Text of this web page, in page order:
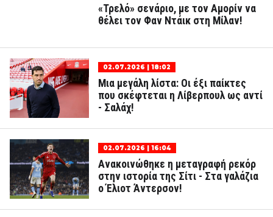
«Τρελό» σενάριο, με τον Αμορίν να
θέλει τον Φαν Ντάικ στη Μίλαν!
02.07.2026 | 18:02
Μια μεγάλη λίστα: Οι έξι παίκτες
που σκέφτεται η Λίβερπουλ ως αντί
- Σαλάχ!
02.07.2026 | 16:04
Ανακοινώθηκε η μεταγραφή ρεκόρ
στην ιστορία της Σίτι - Στα γαλάζια
ο Έλιοτ Άντερσον!